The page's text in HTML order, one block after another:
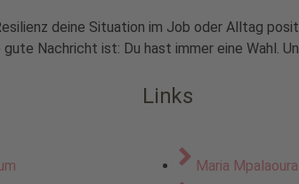
deine Situation im Job oder Alltag
Nachricht ist: Du hast immer eine Wahl.
Links
Maria Mpalaoura